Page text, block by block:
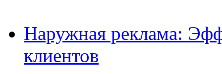
Наружная реклама:
клиентов